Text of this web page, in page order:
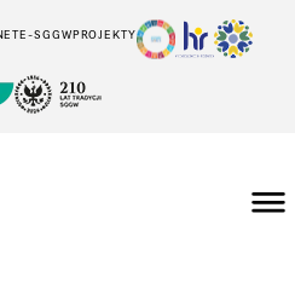
E-SGGWPROJEKTY